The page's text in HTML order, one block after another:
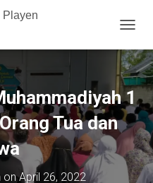
Playen
O
G
G
L
E
N
A
I
G
1
Tua dan
onApril 26, 2022